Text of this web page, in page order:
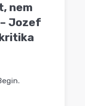
nem
Jozef